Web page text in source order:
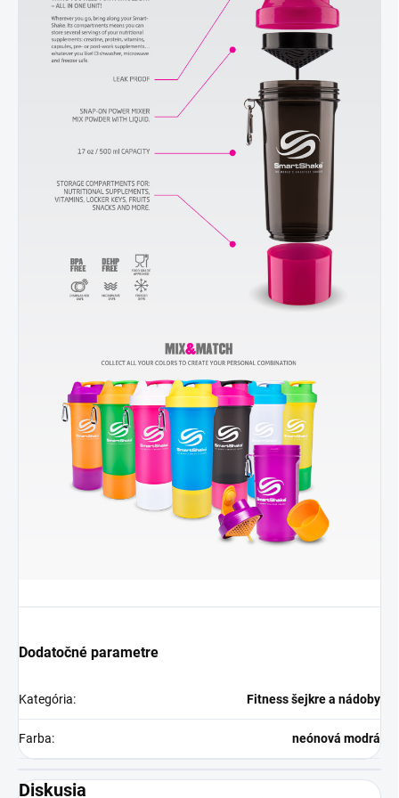
Dodatočné parametre
Kategória: Fitness šejkre a nádoby
Farba: neónová modrá
Diskusia